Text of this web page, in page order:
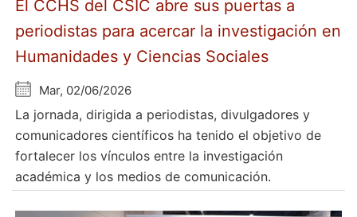
El CCHS del CSIC abre sus puertas a
periodistas para acercar la investigación en
Humanidades y Ciencias Sociales
Mar, 02/06/2026
La jornada, dirigida a periodistas, divulgadores y
comunicadores científicos ha tenido el objetivo de
fortalecer los vínculos entre la investigación
académica y los medios de comunicación.